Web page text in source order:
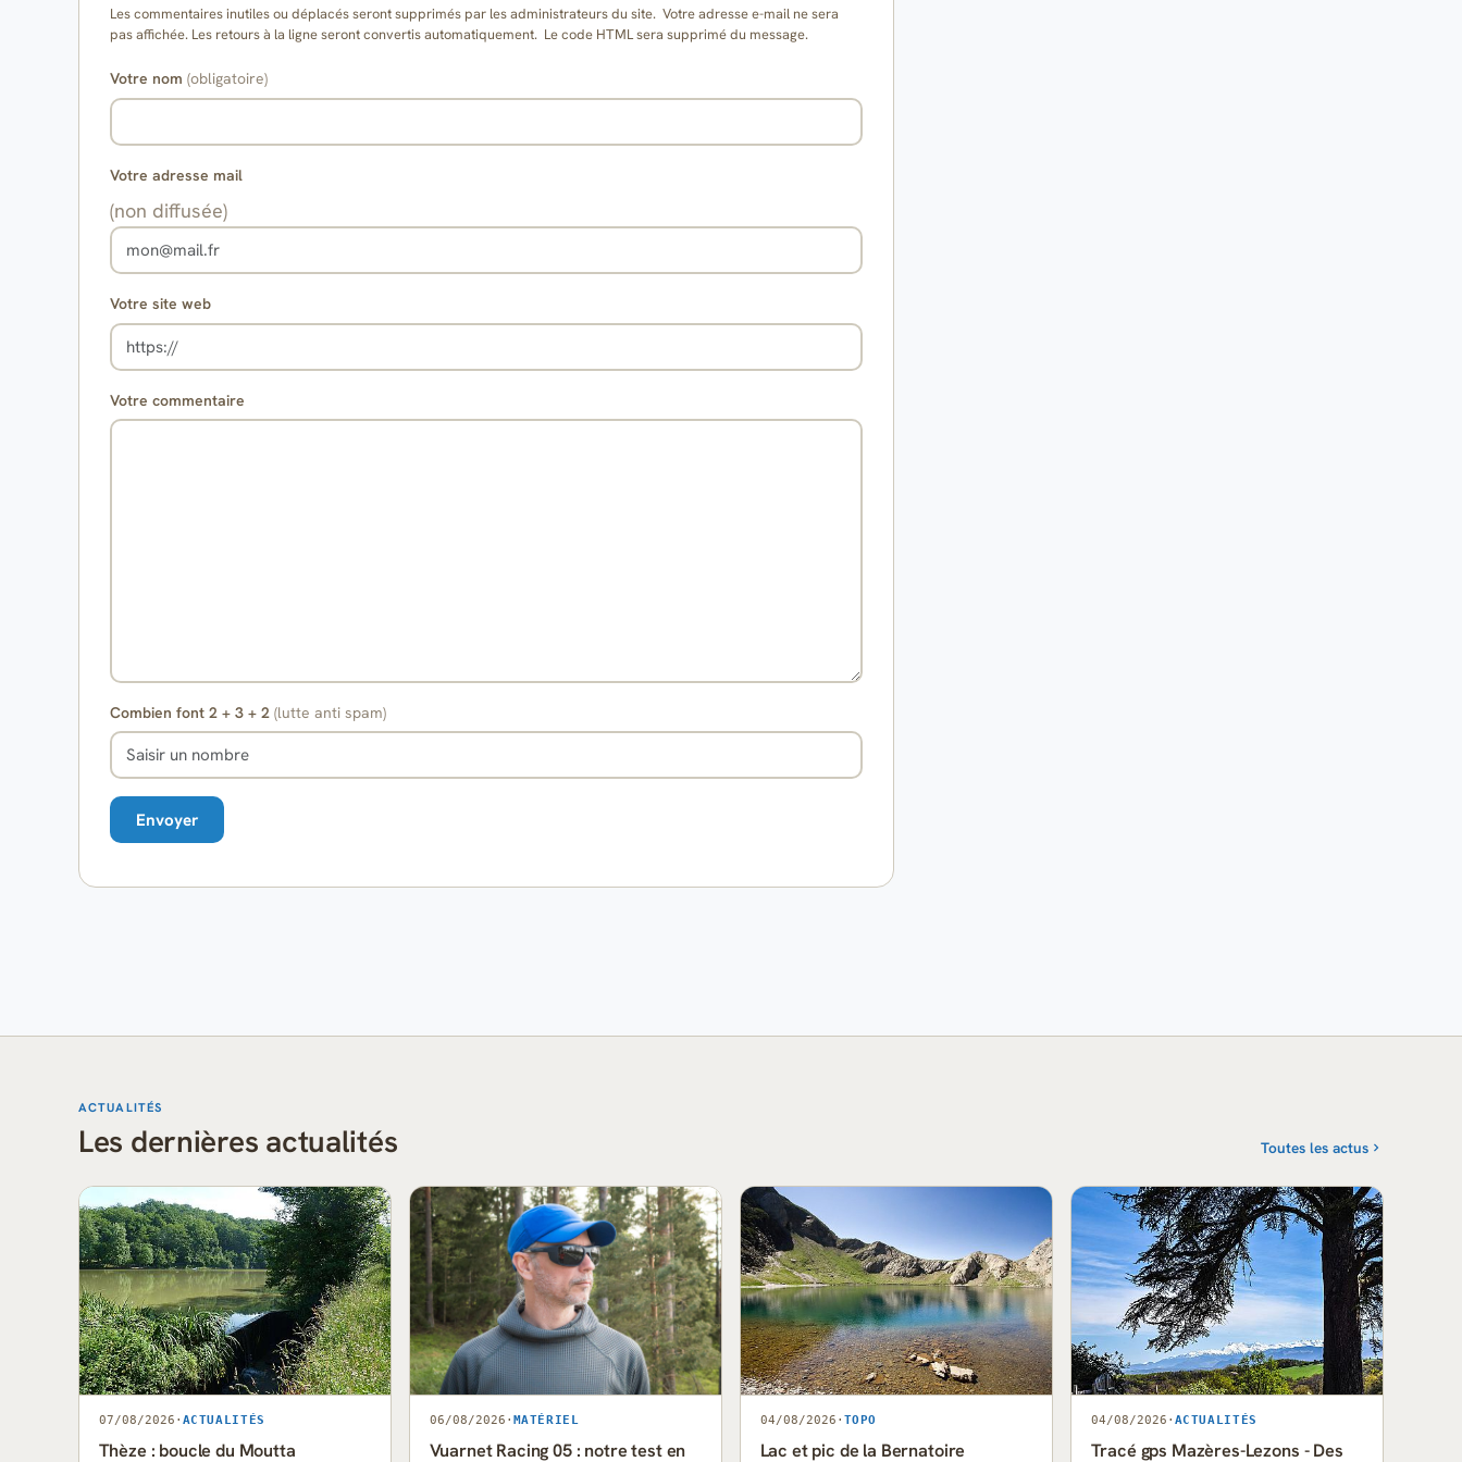
Les commentaires inutiles ou déplacés seront supprimés par les administrateurs du site. Votre adresse e-mail ne sera
pas affichée. Les retours à la ligne seront convertis automatiquement. Le code HTML sera supprimé du message.
Votre nom (obligatoire)
Votre adresse mail
(non diffusée)
Votre site web
Votre commentaire
Combien font 2 + 3 + 2 (lutte anti spam)
ACTUALITÉS
Les dernières actualités Toutes les actus
07/08/2026 · ACTUALITÉS
Thèze : boucle du Moutta
06/08/2026 · MATÉRIEL
Vuarnet Racing 05 : notre test en
04/08/2026 · TOPO
Lac et pic de la Bernatoire
04/08/2026 · ACTUALITÉS
Tracé gps Mazères-Lezons - Des